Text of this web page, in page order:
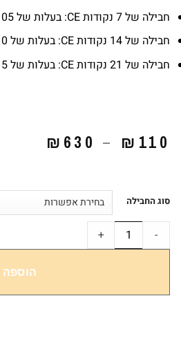
חבילה של 7 נקודות CE: בעלות של 105 ₪ בלבד (במקום 140 ₪)
חבילה של 14 נקודות CE: בעלות של 210 ₪ בלבד (במקום 280 ₪)
חבילה של 21 נקודות CE: בעלות של 315 ₪ בלבד (במקום 420 ₪)
₪ 110
–
₪ 630
סוג החבילה
-
+